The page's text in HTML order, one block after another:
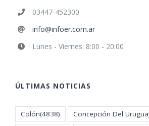
03447-452300
info@infoer.com.ar
Lunes - Viernes: 8:00 - 20:00
ÚLTIMAS NOTICIAS
Colón(4838) Concepción Del